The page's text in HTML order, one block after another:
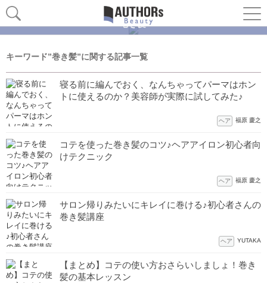
巻き髪
キーワード”巻き髪”に関する記事一覧
寝る前に編んでおく、なんちゃってパーマはホン
トに使えるのか？美容師が実際に試してみた♪
ヘア 福原 慶之
コテを使った巻き髪のコツ♪ヘアアイロン初心者向
けテクニック
ヘア 福原 慶之
サロン帰りみたいにキレイに巻ける♪初心者さんの
巻き髪講座
ヘア YUTAKA
【まとめ】コテの使い方おさらいしましょ！巻き
髪の基本レッスン